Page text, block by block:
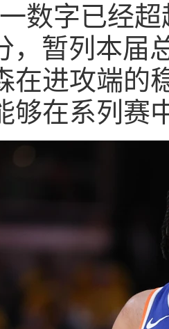
数字已经
，暂列本届
在进攻端的
够在系列赛